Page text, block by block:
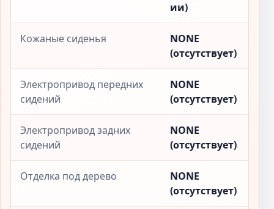
ии)
Кожаные сиденья
NONE
(отсутствует)
Электропривод передних
сидений
NONE
(отсутствует)
Электропривод задних
сидений
NONE
(отсутствует)
Отделка под дерево
NONE
(отсутствует)